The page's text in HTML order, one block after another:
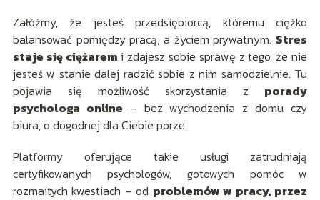
Załóżmy, że jesteś przedsiębiorcą, któremu ciężko
balansować pomiędzy pracą, a życiem prywatnym. Stres
staje się ciężarem i zdajesz sobie sprawę z tego, że nie
jesteś w stanie dalej radzić sobie z nim samodzielnie. Tu
pojawia się możliwość skorzystania z porady
psychologa online – bez wychodzenia z domu czy
biura, o dogodnej dla Ciebie porze.
Platformy oferujące takie usługi zatrudniają
certyfikowanych psychologów, gotowych pomóc w
rozmaitych kwestiach – od problemów w pracy, przez